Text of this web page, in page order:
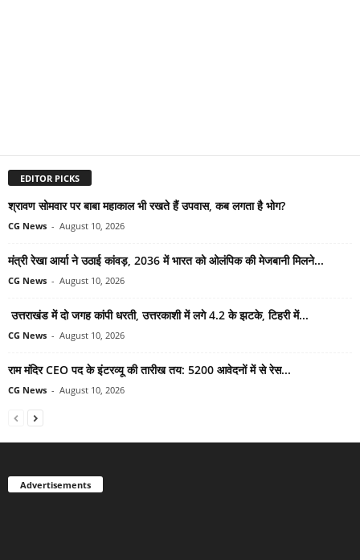
EDITOR PICKS
श्रावण सोमवार पर बाबा महाकाल भी रखते हैं उपवास, कब लगता है भोग?
CG News - August 10, 2026
मंत्री रेखा आर्या ने उठाई कांवड़, 2036 में भारत को ओलंपिक की मेजबानी मिलने...
CG News - August 10, 2026
उत्तराखंड में दो जगह कांपी धरती, उत्तरकाशी में लगे 4.2 के झटके, टिहरी में...
CG News - August 10, 2026
राम मंदिर CEO पद के इंटरव्यू की तारीख तय: 5200 आवेदनों में से रेस...
CG News - August 10, 2026
Advertisements